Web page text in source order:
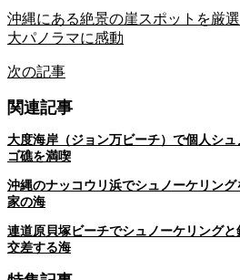
沖縄にある絶景の崖スポットを厳
大パノラマに感動
次の記事
関連記事
大度海岸（ジョン万ビーチ）で個人シ
ゴ礁を満喫
沖縄のナッコウリ浜でシュノーケリン
家の海
連道原貝塚ビーチでシュノーケリング
交差する海